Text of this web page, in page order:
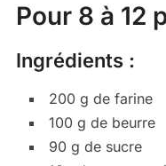
Pour 8 à 12
Ingrédients :
200 g de farine
100 g de beurre
90 g de sucre